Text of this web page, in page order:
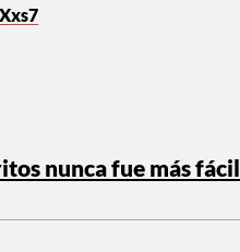
nunca fue más fácil